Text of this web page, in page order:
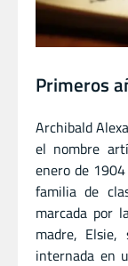
Primeros
Archibald
el nombre
enero de
familia de
marcada por
madre,
internada en